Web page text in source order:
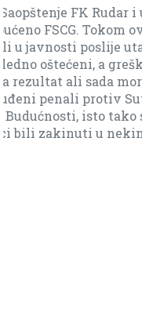
se
se
[…]
Imamo
biti realni